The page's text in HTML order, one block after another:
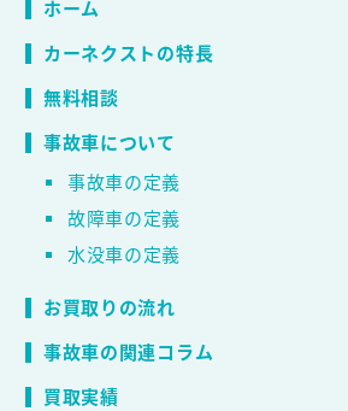
ホーム
カーネクストの特長
無料相談
事故車について
事故車の定義
故障車の定義
水没車の定義
お買取りの流れ
事故車の関連コラム
買取実績